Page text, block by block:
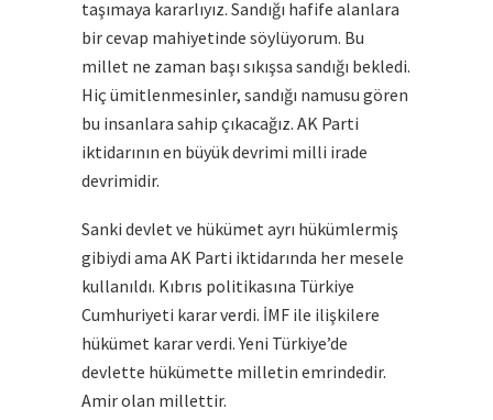
taşımaya kararlıyız. Sandığı hafife alanlara
bir cevap mahiyetinde söylüyorum. Bu
millet ne zaman başı sıkışsa sandığı bekledi.
Hiç ümitlenmesinler, sandığı namusu gören
bu insanlara sahip çıkacağız. AK Parti
iktidarının en büyük devrimi milli irade
devrimidir.
Sanki devlet ve hükümet ayrı hükümlermiş
gibiydi ama AK Parti iktidarında her mesele
kullanıldı. Kıbrıs politikasına Türkiye
Cumhuriyeti karar verdi. İMF ile ilişkilere
hükümet karar verdi. Yeni Türkiye’de
devlette hükümette milletin emrindedir.
Amir olan millettir.